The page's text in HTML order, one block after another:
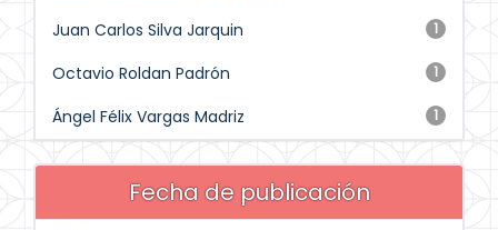
1
Juan Carlos Silva Jarquin
1
Octavio Roldan Padrón
1
Ángel Félix Vargas Madriz
Fecha de publicación